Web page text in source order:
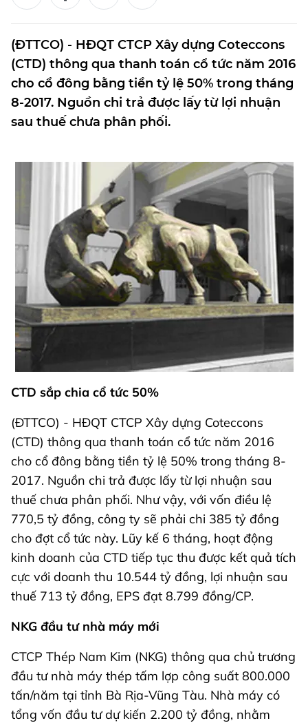
(ĐTTCO) - HĐQT CTCP Xây dựng Coteccons
(CTD) thông qua thanh toán cổ tức năm 2016
cho cổ đông bằng tiền tỷ lệ 50% trong tháng
8-2017. Nguồn chi trả được lấy từ lợi nhuận
sau thuế chưa phân phối.
CTD sắp chia cổ tức 50%
(ĐTTCO) - HĐQT CTCP Xây dựng Coteccons
(CTD) thông qua thanh toán cổ tức năm 2016
cho cổ đông bằng tiền tỷ lệ 50% trong tháng 8-
2017. Nguồn chi trả được lấy từ lợi nhuận sau
thuế chưa phân phối. Như vậy, với vốn điều lệ
770,5 tỷ đồng, công ty sẽ phải chi 385 tỷ đồng
cho đợt cổ tức này. Lũy kế 6 tháng, hoạt động
kinh doanh của CTD tiếp tục thu được kết quả tích
cực với doanh thu 10.544 tỷ đồng, lợi nhuận sau
thuế 713 tỷ đồng, EPS đạt 8.799 đồng/CP.
NKG đầu tư nhà máy mới
CTCP Thép Nam Kim (NKG) thông qua chủ trương
đầu tư nhà máy thép tấm lợp công suất 800.000
tấn/năm tại tỉnh Bà Rịa-Vũng Tàu. Nhà máy có
tổng vốn đầu tư dự kiến 2.200 tỷ đồng, nhằm